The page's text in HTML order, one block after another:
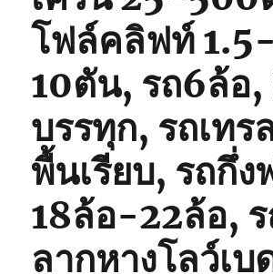
โฟล์คลิฟท์ 1.5-
10ตัน, รถ6ล้อ,
บรรทุก, รถเทร
พื้นเรียบ, รถกึ่ง
18ล้อ-22ล้อ,
ลากหางโลว์เบ